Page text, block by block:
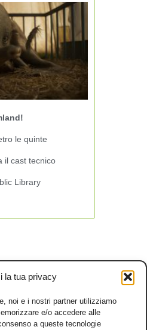
la tua privacy
noi e i nostri partner utilizziamo
e/o accedere alle
a queste tecnologie
le quinte
il cast tecnico
Library